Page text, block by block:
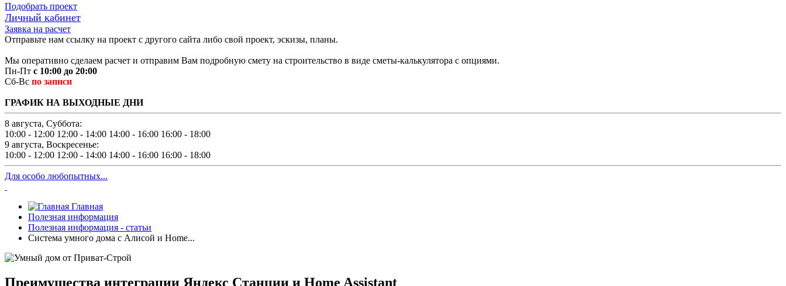
Подобрать проект
Личный кабинет
Заявка на расчет
Отправьте нам ссылку на проект с другого сайта либо свой проект, эскизы, планы.
Мы оперативно сделаем расчет и отправим Вам подробную смету на строительство в виде сметы-калькулятора с опциями.
Пн-Пт с 10:00 до 20:00
Сб-Вс по записи
ГРАФИК НА ВЫХОДНЫЕ ДНИ
8 августа, Суббота:
10:00 - 12:00 12:00 - 14:00 14:00 - 16:00 16:00 - 18:00
9 августа, Воскресенье:
10:00 - 12:00 12:00 - 14:00 14:00 - 16:00 16:00 - 18:00
Для особо любопытных...
Главная
Полезная информация
Полезная информация - статьи
Система умного дома с Алисой и Home...
Преимущества интеграции Яндекс Станции и Home Assistant